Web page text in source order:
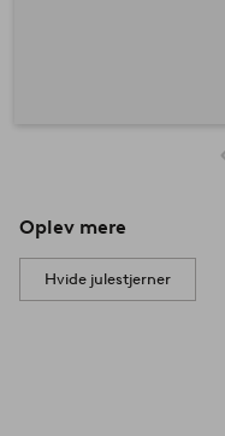
Oplev mere
Hvide julestjerner